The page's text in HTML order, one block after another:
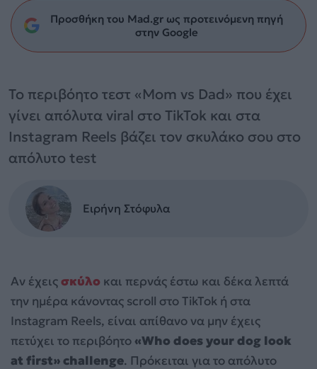
Προσθήκη του Mad.gr ως προτεινόμενη πηγή
στην Google
Το περιβόητο τεστ «Mom vs Dad» που έχει
γίνει απόλυτα viral στο TikTok και στα
Instagram Reels βάζει τον σκυλάκο σου στο
απόλυτο test
Ειρήνη Στόφυλα
Αν έχειςσκύλο και περνάς έστω και δέκα λεπτά
την ημέρα κάνοντας scroll στο TikTok ή στα
Instagram Reels, είναι απίθανο να μην έχεις
πετύχει το περιβόητο«Who does your dog look
at first» challenge. Πρόκειται για το απόλυτο